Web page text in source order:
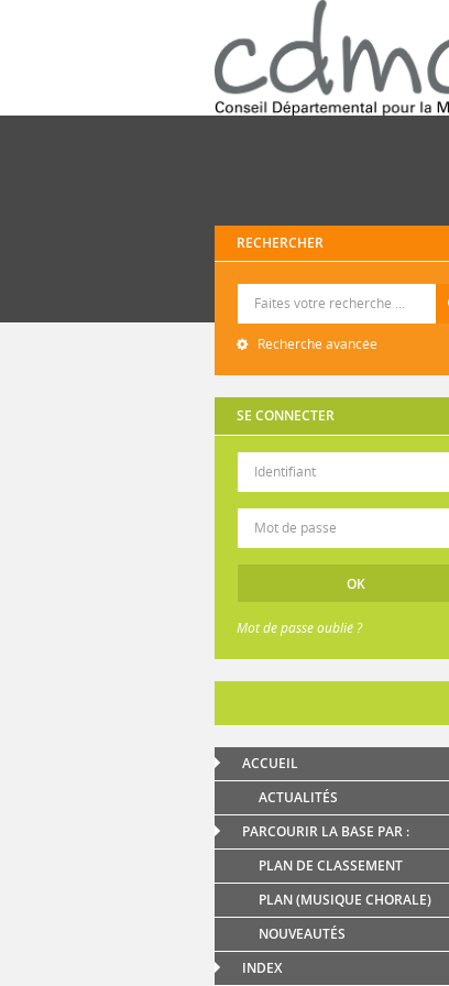
RECHERCHER
Recherche avancée
SE CONNECTER
Mot de passe oublié ?
ACCUEIL
ACTUALITÉS
PARCOURIR LA BASE PAR :
PLAN DE CLASSEMENT
PLAN (MUSIQUE CHORALE)
NOUVEAUTÉS
INDEX